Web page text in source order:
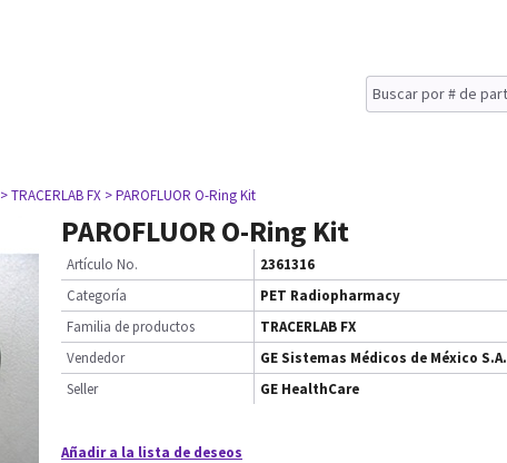
> TRACERLAB FX > PAROFLUOR O-Ring Kit
PAROFLUOR O-Ring Kit
Artículo No.
2361316
Categoría
PET Radiopharmacy
Familia de productos
TRACERLAB FX
Vendedor
GE Sistemas Médicos de México S.A.
Seller
GE HealthCare
Añadir a la lista de deseos